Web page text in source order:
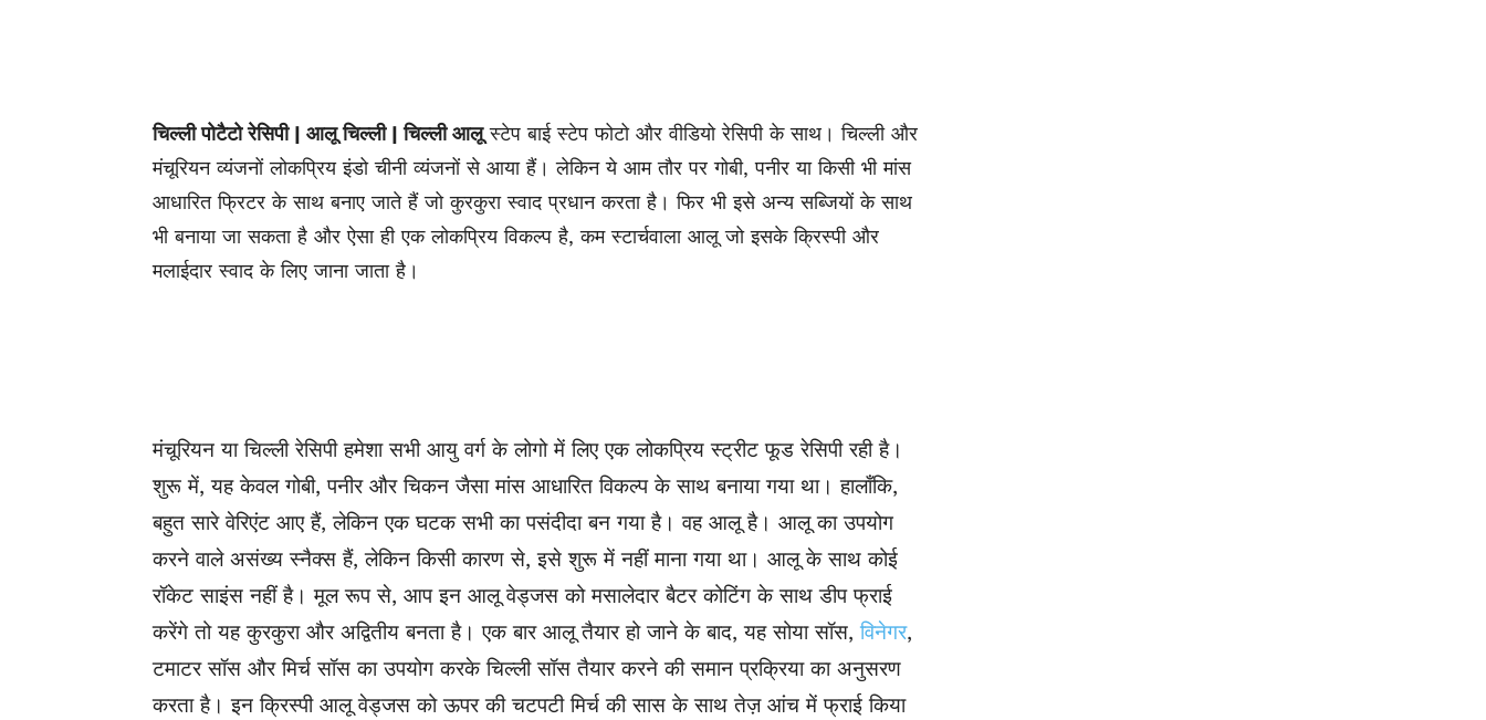
चिल्ली पोटैटो रेसिपी | आलू चिल्ली | चिल्ली आलूस्टेप बाई स्टेप फोटो और वीडियो रेसिपी के साथ। चिल्ली और
मंचूरियन व्यंजनों लोकप्रिय इंडो चीनी व्यंजनों से आया हैं। लेकिन ये आम तौर पर गोबी, पनीर या किसी भी मांस
आधारित फ्रिटर के साथ बनाए जाते हैं जो कुरकुरा स्वाद प्रधान करता है। फिर भी इसे अन्य सब्जियों के साथ
भी बनाया जा सकता है और ऐसा ही एक लोकप्रिय विकल्प है, कम स्टार्चवाला आलू जो इसके क्रिस्पी और
मलाईदार स्वाद के लिए जाना जाता है।
मंचूरियन या चिल्ली रेसिपी हमेशा सभी आयु वर्ग के लोगो में लिए एक लोकप्रिय स्ट्रीट फूड रेसिपी रही है।
शुरू में, यह केवल गोबी, पनीर और चिकन जैसा मांस आधारित विकल्प के साथ बनाया गया था। हालाँकि,
बहुत सारे वेरिएंट आए हैं, लेकिन एक घटक सभी का पसंदीदा बन गया है। वह आलू है। आलू का उपयोग
करने वाले असंख्य स्नैक्स हैं, लेकिन किसी कारण से, इसे शुरू में नहीं माना गया था। आलू के साथ कोई
रॉकेट साइंस नहीं है। मूल रूप से, आप इन आलू वेड्जस को मसालेदार बैटर कोटिंग के साथ डीप फ्राई
करेंगे तो यह कुरकुरा और अद्वितीय बनता है। एक बार आलू तैयार हो जाने के बाद, यह सोया सॉस,विनेगर,
टमाटर सॉस और मिर्च सॉस का उपयोग करके चिल्ली सॉस तैयार करने की समान प्रक्रिया का अनुसरण
करता है। इन क्रिस्पी आलू वेड्जस को ऊपर की चटपटी मिर्च की सास के साथ तेज़ आंच में फ्राई किया